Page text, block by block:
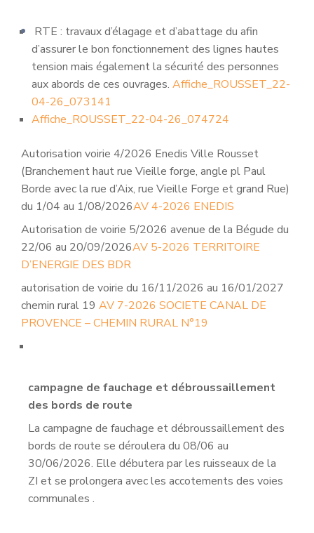
RTE : travaux d’élagage et d’abattage du afin
d’assurer le bon fonctionnement des lignes hautes
tension mais également la sécurité des personnes
aux abords de ces ouvrages. Affiche_ROUSSET_22-
04-26_073141
Affiche_ROUSSET_22-04-26_074724
Autorisation voirie 4/2026 Enedis Ville Rousset
(Branchement haut rue Vieille forge, angle pl Paul
Borde avec la rue d’Aix, rue Vieille Forge et grand Rue)
du 1/04 au 1/08/2026AV 4-2026 ENEDIS
Autorisation de voirie 5/2026 avenue de la Bégude du
22/06 au 20/09/2026AV 5-2026 TERRITOIRE
D’ENERGIE DES BDR
autorisation de voirie du 16/11/2026 au 16/01/2027
chemin rural 19 AV 7-2026 SOCIETE CANAL DE
PROVENCE – CHEMIN RURAL N°19
campagne de fauchage et débroussaillement
des bords de route
La campagne de fauchage et débroussaillement des
bords de route se déroulera du 08/06 au
30/06/2026. Elle débutera par les ruisseaux de la
ZI et se prolongera avec les accotements des voies
communales .